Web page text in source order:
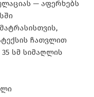
— აფერხებს
ჩათვლით
35 სმ სიმაღლის